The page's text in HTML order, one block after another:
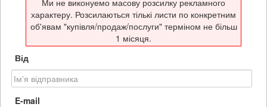
характеру. Розсилаються тількі листи по конкретним
об'явам "купівля/продаж/послуги" терміном не більш
1 місяця.
Від
E-mail